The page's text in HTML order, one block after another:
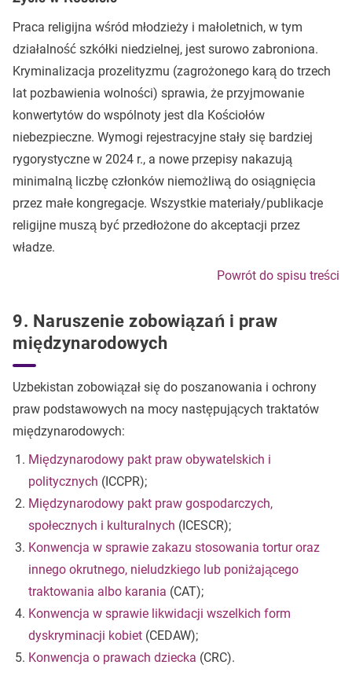
Praca religijna wśród młodzieży i małoletnich, w tym
działalność szkółki niedzielnej, jest surowo zabroniona.
Kryminalizacja prozelityzmu (zagrożonego karą do trzech
lat pozbawienia wolności) sprawia, że przyjmowanie
konwertytów do wspólnoty jest dla Kościołów
niebezpieczne. Wymogi rejestracyjne stały się bardziej
rygorystyczne w 2024 r., a nowe przepisy nakazują
minimalną liczbę członków niemożliwą do osiągnięcia
przez małe kongregacje. Wszystkie materiały/publikacje
religijne muszą być przedłożone do akceptacji przez
władze.
Powrót do spisu treści
9. Naruszenie zobowiązań i praw
międzynarodowych
Uzbekistan zobowiązał się do poszanowania i ochrony
praw podstawowych na mocy następujących traktatów
międzynarodowych:
Międzynarodowy pakt praw obywatelskich i
politycznych (ICCPR);
Międzynarodowy pakt praw gospodarczych,
społecznych i kulturalnych (ICESCR);
Konwencja w sprawie zakazu stosowania tortur oraz
innego okrutnego, nieludzkiego lub poniżającego
traktowania albo karania (CAT);
Konwencja w sprawie likwidacji wszelkich form
dyskryminacji kobiet (CEDAW);
Konwencja o prawach dziecka (CRC).